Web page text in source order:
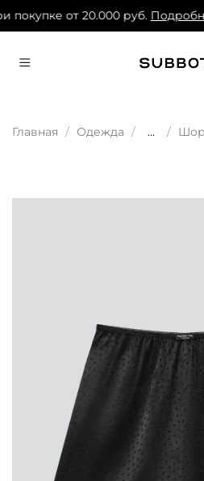
покупке от 20.000 руб.
Главная Одежда ...